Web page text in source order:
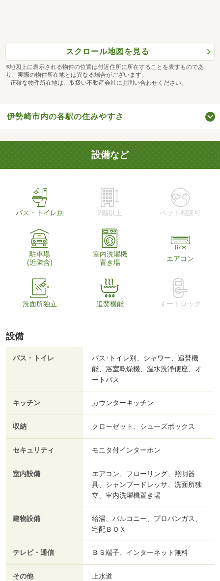
スクロール地図を見る
※地図上に表示される物件の位置は付近住所に所在することを表すものであ
り、実際の物件所在地とは異なる場合がございます。
正確な物件所在地は、取扱い不動産会社にお問い合わせください。
伊勢崎市内の各駅の住みやすさ
設備など
バス・トイレ別 2階以上 ペット相談可
駐車場
(近隣含)
室内洗濯機
置き場
エアコン
洗面所独立 追焚機能 オートロック
設備
バス・トイレ
バス･トイレ別、シャワー、追焚機
能、浴室乾燥機、温水洗浄便座、オ
ートバス
キッチン カウンターキッチン
収納 クローゼット、シューズボックス
セキュリティ モニタ付インターホン
室内設備
エアコン、フローリング、照明器
具、シャンプードレッサ、洗面所独
立、室内洗濯機置き場
建物設備
給湯、バルコニー、プロパンガス、
宅配ＢＯＸ
テレビ・通信 ＢＳ端子、インターネット無料
その他 上水道